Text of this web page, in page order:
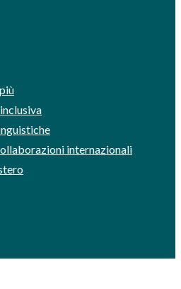
internazionali